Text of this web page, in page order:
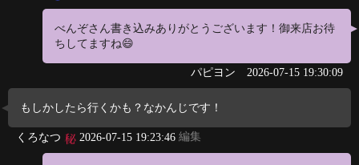
べんぞさん書き込みありがとうございます！御来店お待
ちしてますね😄
パピヨン 2026-07-15 19:30:09
もしかしたら行くかも？なかんじです！
くろなつ 2026-07-15 19:23:46 編集